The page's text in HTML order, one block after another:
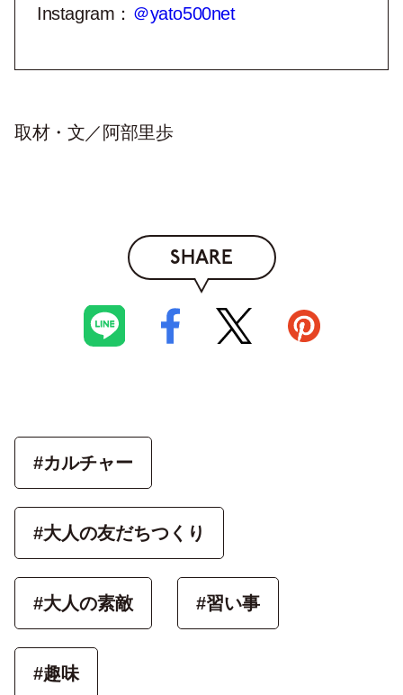
Instagram： ＠yato500net
取材・文／阿部里歩
SHARE
#カルチャー
#大人の友だちつくり
#大人の素敵 #習い事
#趣味